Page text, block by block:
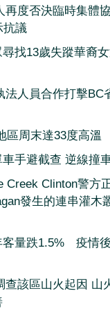
再度否決臨時集體
抗議
找13歲失蹤華裔
法人員合作打擊BC
區周末達33度高溫
手避截查 逆線撞
Creek Clinton警方
發生的連串灌木
客量跌1.5% 疫情
查該區山火起因 山